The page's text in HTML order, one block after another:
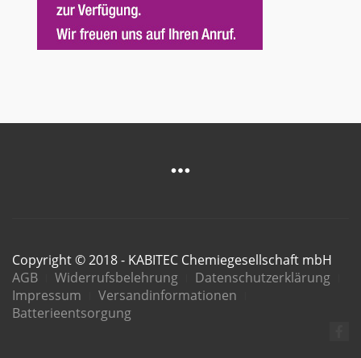
Copyright © 2018 - KABITEC Chemiegesellschaft mbH
AGB
Widerrufsbelehrung
Datenschutzerklärung
Impressum
Versandinformationen
Batterieentsorgung